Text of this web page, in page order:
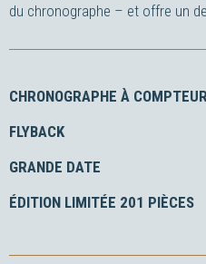
du chronographe – et offre un
CHRONOGRAPHE À
FLYBACK
GRANDE DATE
ÉDITION LIMITÉE 201 PIÈCES